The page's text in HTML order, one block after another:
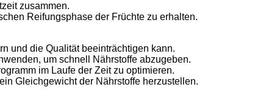
zusammen.
Reifungsphase der Früchte zu erhalten.
und die Qualität beeinträchtigen kann.
um schnell Nährstoffe abzugeben.
im Laufe der Zeit zu optimieren.
Gleichgewicht der Nährstoffe herzustellen.